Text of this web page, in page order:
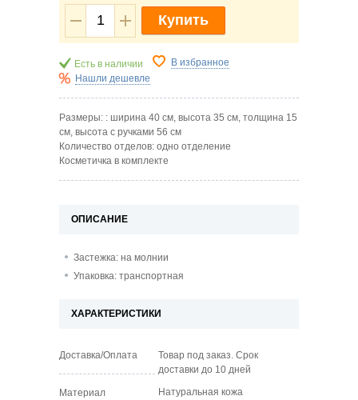
Купить
Есть в наличии
В избранное
Нашли дешевле
Размеры: : ширина 40 см, высота 35 см, толщина 15
см, высота с ручками 56 см
Количество отделов: одно отделение
Косметичка в комплекте
ОПИСАНИЕ
Застежка: на молнии
Упаковка: транспортная
ХАРАКТЕРИСТИКИ
Доставка/Оплата
Товар под заказ. Срок
доставки до 10 дней
Материал
Натуральная кожа